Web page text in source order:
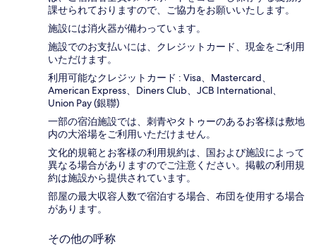
課せられておりますの​で、ご協力をお願いいたします。
施設には消火器が備わっています。
施設でのお支払いには、クレジットカード、現金をご利用
いただけます。
利用可能なクレジットカード : Visa、Mastercard、
American Express、Diners Club、JCB International、
Union Pay (銀聯)
一部の宿泊施設では、刺青やタトゥーのあるお客様は敷地
内の大浴場をご利用いただけません。
文化的規範とお客様の利用規約は、国および施設によって
異なる場合がありますのでご注意ください。掲載の利用規
約は施設から提供されています。
部屋の最大収容人数で宿泊する場合、布団を使用する場合
があります。
その他の呼称